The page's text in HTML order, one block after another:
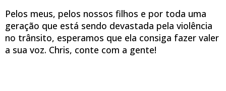
Pelos meus, pelos nossos filhos e por toda uma
geração que está sendo devastada pela violência
no trânsito, esperamos que ela consiga fazer valer
a sua voz. Chris, conte com a gente!